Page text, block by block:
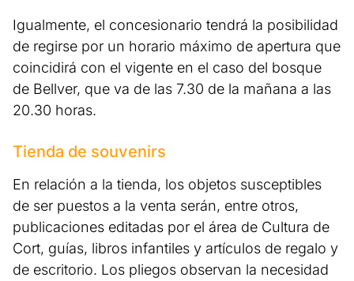
Igualmente, el concesionario tendrá la posibilidad
de regirse por un horario máximo de apertura que
coincidirá con el vigente en el caso del bosque
de Bellver, que va de las 7.30 de la mañana a las
20.30 horas.
Tienda de souvenirs
En relación a la tienda, los objetos susceptibles
de ser puestos a la venta serán, entre otros,
publicaciones editadas por el área de Cultura de
Cort, guías, libros infantiles y artículos de regalo y
de escritorio. Los pliegos observan la necesidad